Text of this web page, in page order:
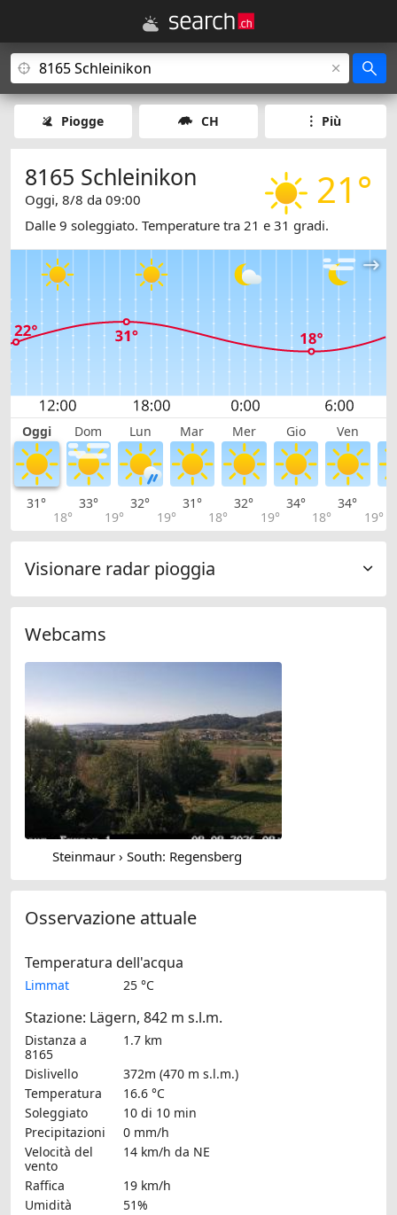
Piogge CH Più
21°
8165 Schleinikon
Oggi, 8/8 da 09:00
Dalle 9 soleggiato. Temperature tra 21 e 31 gradi.
Oggi Dom Lun Mar Mer Gio Ven
31°
18°
33°
19°
32°
19°
31°
18°
32°
19°
34°
18°
34°
19°
Visionare radar pioggia
Webcams
Steinmaur › South: Regensberg
Osservazione attuale
Temperatura dell'acqua
Limmat 25 °C
Stazione: Lägern, 842 m s.l.m.
Distanza a
8165
1.7 km
Dislivello
372m (470 m s.l.m.)
Temperatura
16.6 °C
Soleggiato
10 di 10 min
Precipitazioni
0 mm/h
Velocità del
vento
14 km/h da NE
Raffica
19 km/h
Umidità
51%